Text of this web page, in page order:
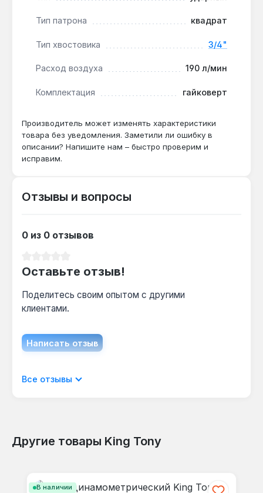
использования в автосервисах, шиномонтажных
крепежом грузового транспорта, автобусов и
6 месяцев, доставка по Украине.
грузовиков?
Да — крутящий момент 1491 Нм и четыре
скорости обеспечивают усилие,
дополнительных приспособлений.
Как часто нужно обслуживать гайковерт
При расходе воздуха 190 л/мин и интенсивной
смазывать механизм каждые 2-3 дня — это
продлевает ресурс ударного механизма до
Тип патрона квадрат
Тип хвостовика 3/4"
Расход воздуха 190 л/мин
Комплектация гайковерт
Производитель может изменять характеристики
товара без уведомления. Заметили ли ошибку в
описании? Напишите нам – быстро проверим и
исправим.
Отзывы и вопросы
0 из 0 отзывов
Оставьте отзыв!
Поделитесь своим опытом с другими
клиентами.
Написать отзыв
Отображать отзывы только на текущем
Все отзывы
Другие товары King Tony
В наличии